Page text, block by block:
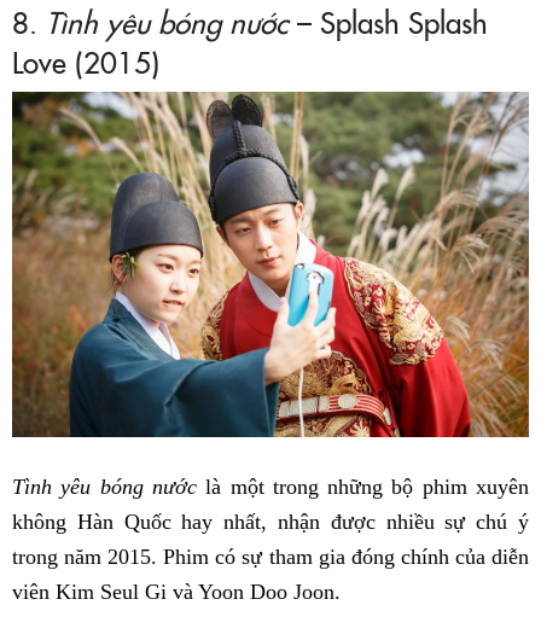
8. Tình yêu bóng nước– Splash Splash
Love (2015)
Tình yêu bóng nướclà một trong những bộ phim xuyên
không Hàn Quốc hay nhất, nhận được nhiều sự chú ý
trong năm 2015. Phim có sự tham gia đóng chính của diễn
viên Kim Seul Gi và Yoon Doo Joon.